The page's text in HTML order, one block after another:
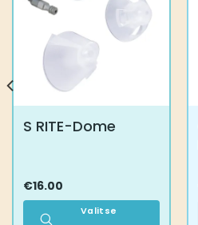
S RITE-Dome
€16.00
Valitse